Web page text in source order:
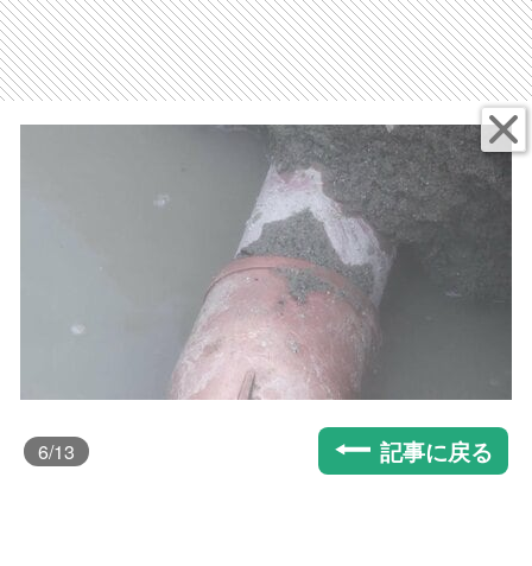
6/13 記事に戻る